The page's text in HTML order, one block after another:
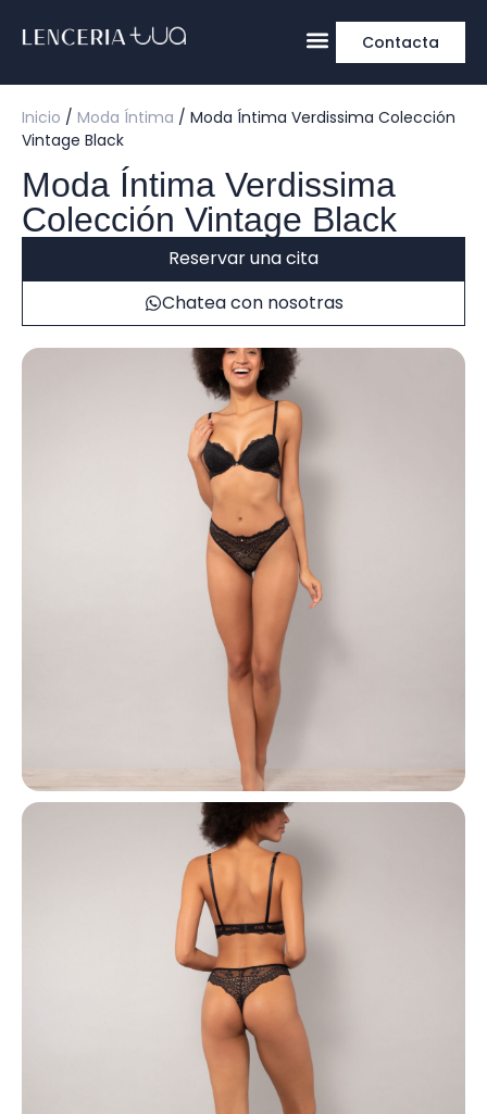
Contacta
Inicio / Moda Íntima / Moda Íntima Verdissima Colección
Vintage Black
Moda Íntima Verdissima
Colección Vintage Black
Reservar una cita
Chatea con nosotras